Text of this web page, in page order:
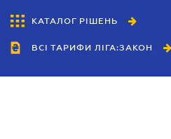
КАТАЛОГ РІШЕНЬ
ВСІ ТАРИФИ ЛІГА:ЗАКОН